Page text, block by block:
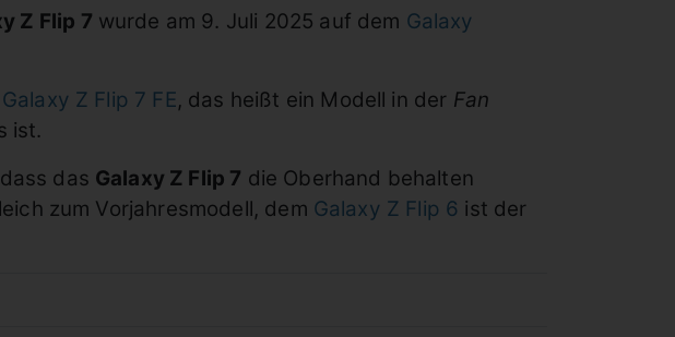
Z Flip 7 wurde am 9. Juli 2025 auf dem Galaxy
Galaxy Z Flip 7 FE, das heißt ein Modell in der Fan
ist.
das Galaxy Z Flip 7 die Oberhand behalten
zum Vorjahresmodell, dem Galaxy Z Flip 6 ist der